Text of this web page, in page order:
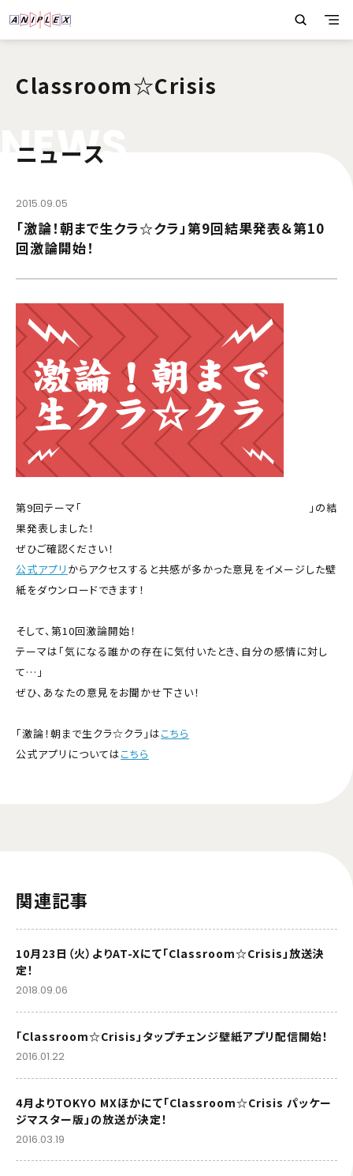
Classroom☆Crisis
NEWS
ニュース
2015.09.05
「激論！朝まで生クラ☆クラ」第9回結果発表＆第10
回激論開始！
第9回テーマ「
」の結
果発表しました！
ぜひご確認ください！
公式アプリ からアクセスすると共感が多かった意見をイメージした壁
紙をダウンロードできます！
そして、第10回激論開始！
テーマは「気になる誰かの存在に気付いたとき、自分の感情に対し
て…」
ぜひ、あなたの意見をお聞かせ下さい！
「激論！朝まで生クラ☆クラ」はこちら
公式アプリについてはこちら
関連記事
10月23日（火）よりAT-Xにて「Classroom☆Crisis」放送決
定！
2018.09.06
「Classroom☆Crisis」タップチェンジ壁紙アプリ配信開始！
2016.01.22
4月よりTOKYO MXほかにて「Classroom☆Crisis パッケー
ジマスター版」の放送が決定！
2016.03.19